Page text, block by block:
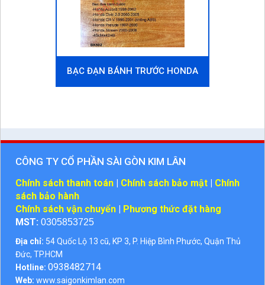
BẠC ĐẠN BÁNH TRƯỚC HONDA
CÔNG TY CỔ PHẦN SÀI GÒN KIM LÂN
Chính sách thanh toán | Chính sách bảo mật | Chính
sách bảo hành
Chính sách vận chuyển | Phương thức đặt hàng
MST: 0305853725
Địa chỉ: 54 Quốc Lộ 13 cũ, KP 3, P. Hiệp Bình Phước, Quận Thủ
Đức, TP.HCM
Hotline: 0938482714
Web: www.saigonkimlan.com